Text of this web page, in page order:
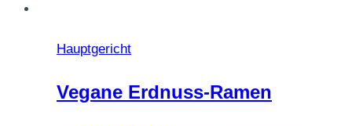
Hauptgericht
Vegane Erdnuss-Ramen